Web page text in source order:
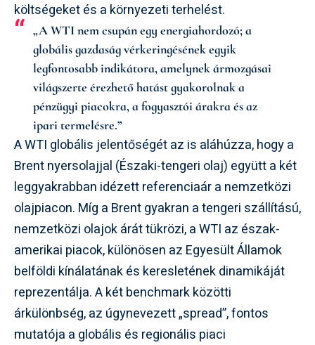
költségeket és a környezeti terhelést.
„A WTI nem csupán egy energiahordozó; a
globális gazdaság vérkeringésének egyik
legfontosabb indikátora, amelynek ármozgásai
világszerte érezhető hatást gyakorolnak a
pénzügyi piacokra, a fogyasztói árakra és az
ipari termelésre.”
A WTI globális jelentőségét az is aláhúzza, hogy a
Brent nyersolajjal (Északi-tengeri olaj) együtt a két
leggyakrabban idézett referenciaár a nemzetközi
olajpiacon. Míg a Brent gyakran a tengeri szállítású,
nemzetközi olajok árát tükrözi, a WTI az észak-
amerikai piacok, különösen az Egyesült Államok
belföldi kínálatának és keresletének dinamikáját
reprezentálja. A két benchmark közötti
árkülönbség, az úgynevezett „spread”, fontos
mutatója a globális és regionális piaci